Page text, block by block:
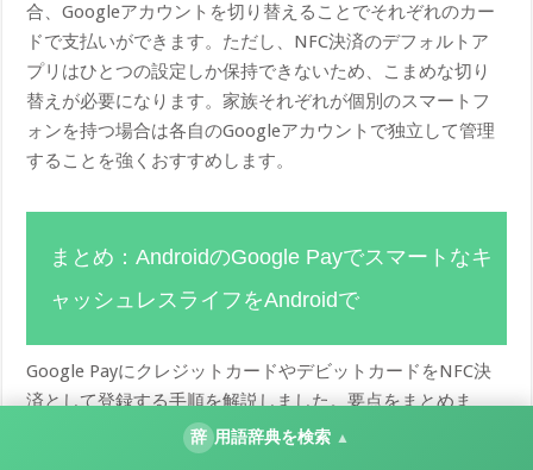
合、Googleアカウントを切り替えることでそれぞれのカー
ドで支払いができます。ただし、NFC決済のデフォルトア
プリはひとつの設定しか保持できないため、こまめな切り
替えが必要になります。家族それぞれが個別のスマートフ
ォンを持つ場合は各自のGoogleアカウントで独立して管理
することを強くおすすめします。
まとめ：AndroidのGoogle Payでスマートなキ
ャッシュレスライフをAndroidで
Google PayにクレジットカードやデビットカードをNFC決
済として登録する手順を解説しました。要点をまとめま
辞 用語辞典を検索 ▲